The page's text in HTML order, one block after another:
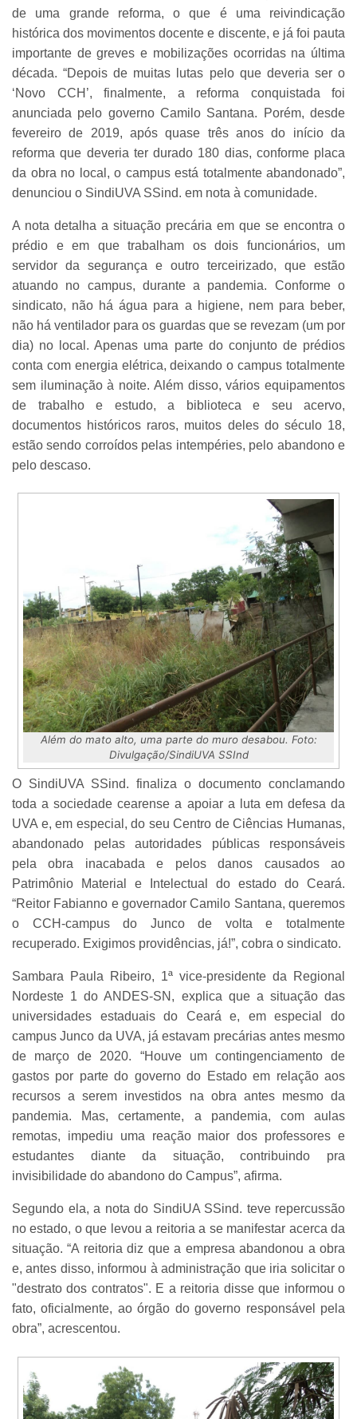
de uma grande reforma, o que é uma reivindicação
histórica dos movimentos docente e discente, e já foi pauta
importante de greves e mobilizações ocorridas na última
década. “Depois de muitas lutas pelo que deveria ser o
‘Novo CCH’, finalmente, a reforma conquistada foi
anunciada pelo governo Camilo Santana. Porém, desde
fevereiro de 2019, após quase três anos do início da
reforma que deveria ter durado 180 dias, conforme placa
da obra no local, o campus está totalmente abandonado”,
denunciou o SindiUVA SSind. em nota à comunidade.
A nota detalha a situação precária em que se encontra o
prédio e em que trabalham os dois funcionários, um
servidor da segurança e outro terceirizado, que estão
atuando no campus, durante a pandemia. Conforme o
sindicato, não há água para a higiene, nem para beber,
não há ventilador para os guardas que se revezam (um por
dia) no local. Apenas uma parte do conjunto de prédios
conta com energia elétrica, deixando o campus totalmente
sem iluminação à noite. Além disso, vários equipamentos
de trabalho e estudo, a biblioteca e seu acervo,
documentos históricos raros, muitos deles do século 18,
estão sendo corroídos pelas intempéries, pelo abandono e
pelo descaso.
Além do mato alto, uma parte do muro desabou. Foto:
Divulgação/SindiUVA SSInd
O SindiUVA SSind. finaliza o documento conclamando
toda a sociedade cearense a apoiar a luta em defesa da
UVA e, em especial, do seu Centro de Ciências Humanas,
abandonado pelas autoridades públicas responsáveis
pela obra inacabada e pelos danos causados ao
Patrimônio Material e Intelectual do estado do Ceará.
“Reitor Fabianno e governador Camilo Santana, queremos
o CCH-campus do Junco de volta e totalmente
recuperado. Exigimos providências, já!”, cobra o sindicato.
Sambara Paula Ribeiro, 1ª vice-presidente da Regional
Nordeste 1 do ANDES-SN, explica que a situação das
universidades estaduais do Ceará e, em especial do
campus Junco da UVA, já estavam precárias antes mesmo
de março de 2020. “Houve um contingenciamento de
gastos por parte do governo do Estado em relação aos
recursos a serem investidos na obra antes mesmo da
pandemia. Mas, certamente, a pandemia, com aulas
remotas, impediu uma reação maior dos professores e
estudantes diante da situação, contribuindo pra
invisibilidade do abandono do Campus”, afirma.
Segundo ela, a nota do SindiUA SSind. teve repercussão
no estado, o que levou a reitoria a se manifestar acerca da
situação. “A reitoria diz que a empresa abandonou a obra
e, antes disso, informou à administração que iria solicitar o
"destrato dos contratos". E a reitoria disse que informou o
fato, oficialmente, ao órgão do governo responsável pela
obra”, acrescentou.